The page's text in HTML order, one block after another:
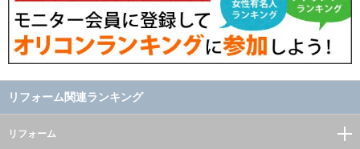
リフォーム関連ランキング
リフォーム